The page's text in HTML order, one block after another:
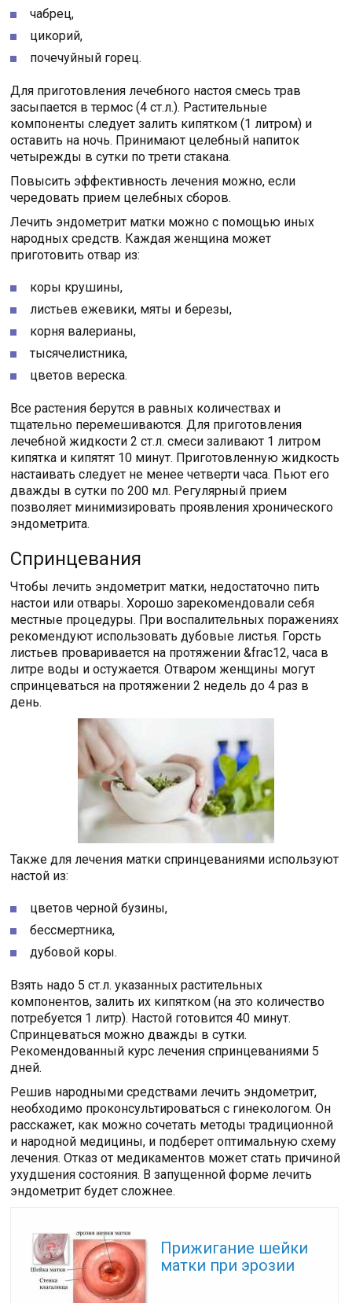
чабрец,
цикорий,
почечуйный горец.
Для приготовления лечебного настоя смесь трав
засыпается в термос (4 ст.л.). Растительные
компоненты следует залить кипятком (1 литром) и
оставить на ночь. Принимают целебный напиток
четырежды в сутки по трети стакана.
Повысить эффективность лечения можно, если
чередовать прием целебных сборов.
Лечить эндометрит матки можно с помощью иных
народных средств. Каждая женщина может
приготовить отвар из:
коры крушины,
листьев ежевики, мяты и березы,
корня валерианы,
тысячелистника,
цветов вереска.
Все растения берутся в равных количествах и
тщательно перемешиваются. Для приготовления
лечебной жидкости 2 ст.л. смеси заливают 1 литром
кипятка и кипятят 10 минут. Приготовленную жидкость
настаивать следует не менее четверти часа. Пьют его
дважды в сутки по 200 мл. Регулярный прием
позволяет минимизировать проявления хронического
эндометрита.
Спринцевания
Чтобы лечить эндометрит матки, недостаточно пить
настои или отвары. Хорошо зарекомендовали себя
местные процедуры. При воспалительных поражениях
рекомендуют использовать дубовые листья. Горсть
листьев проваривается на протяжении &frac12, часа в
литре воды и остужается. Отваром женщины могут
спринцеваться на протяжении 2 недель до 4 раз в
день.
Также для лечения матки спринцеваниями используют
настой из:
цветов черной бузины,
бессмертника,
дубовой коры.
Взять надо 5 ст.л. указанных растительных
компонентов, залить их кипятком (на это количество
потребуется 1 литр). Настой готовится 40 минут.
Спринцеваться можно дважды в сутки.
Рекомендованный курс лечения спринцеваниями 5
дней.
Решив народными средствами лечить эндометрит,
необходимо проконсультироваться с гинекологом. Он
расскажет, как можно сочетать методы традиционной
и народной медицины, и подберет оптимальную схему
лечения. Отказ от медикаментов может стать причиной
ухудшения состояния. В запущенной форме лечить
эндометрит будет сложнее.
Прижигание шейки
матки при эрозии